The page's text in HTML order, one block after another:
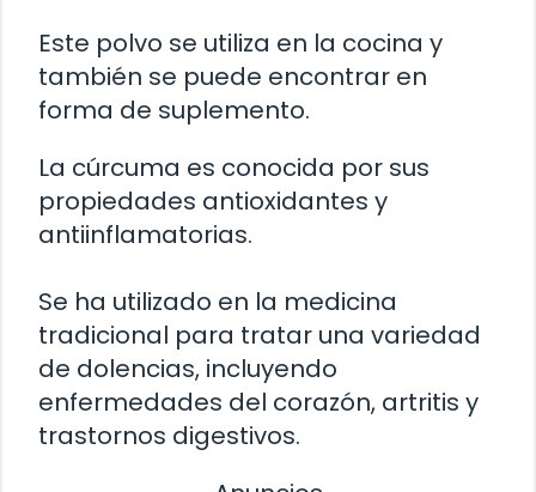
Este polvo se utiliza en la cocina y
también se puede encontrar en
forma de suplemento.
La cúrcuma es conocida por sus
propiedades antioxidantes y
antiinflamatorias.
Se ha utilizado en la medicina
tradicional para tratar una variedad
de dolencias, incluyendo
enfermedades del corazón, artritis y
trastornos digestivos.